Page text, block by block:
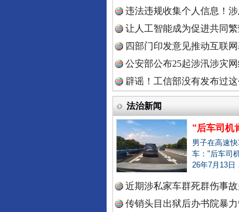
中国
中国
中国
中国
一枚“钉子”竟然扎入
雄关漫道展新颜
违法违规收集个人信息！涉
让人工智能成为促进共同
四部门印发意见推动互联
公安部公布25起涉汛涉灾
辟谣！工信部没有发布过这
法治新闻
“后车司机
男子在高速
车："后车司
26年7月13日
近期涉私家车群死群伤事
传销头目出狱后办书院暴